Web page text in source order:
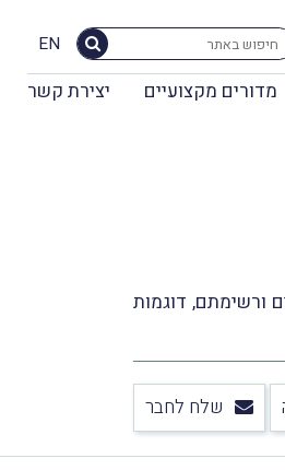
EN
מדורים מקצועיים יצירת קשר
מוטבים ורשימתם, דוגמות
שלח לחבר